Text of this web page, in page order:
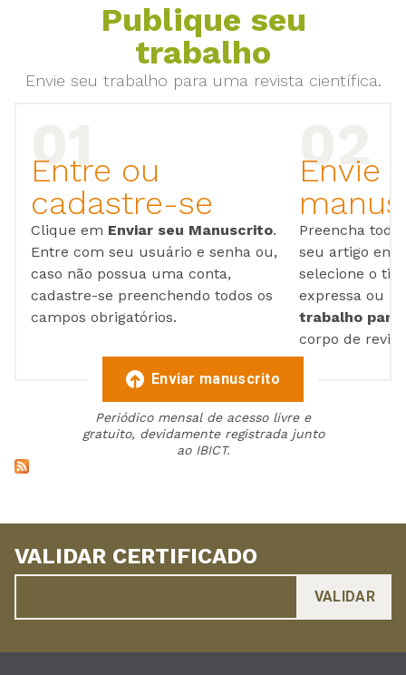
Publique seu
trabalho
Envie seu trabalho para uma revista científica.
Entre ou
cadastre-se
Clique em Enviar seu Manuscrito.
Entre com seu usuário e senha ou,
caso não possua uma conta,
cadastre-se preenchendo todos os
campos obrigatórios.
Envie
Preencha
seu artigo em
selecione o
expressa ou
trabalho para
corpo de
Enviar manuscrito
Periódico mensal de acesso livre e
gratuito, devidamente registrada junto
ao IBICT.
VALIDAR CERTIFICADO